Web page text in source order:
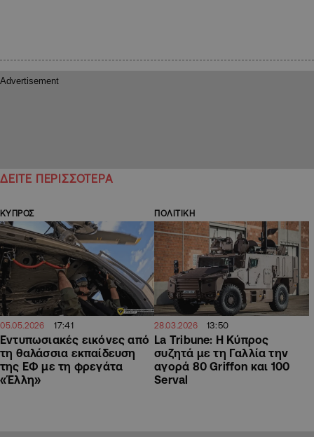
ΔΕΙΤΕ ΠΕΡΙΣΣΟΤΕΡΑ
ΚΥΠΡΟΣ
05.05.2026 17:41
Εντυπωσιακές εικόνες από
τη θαλάσσια εκπαίδευση
της ΕΦ με τη φρεγάτα
«Έλλη»
ΠΟΛΙΤΙΚΗ
28.03.2026 13:50
La Tribune: Η Κύπρος
συζητά με τη Γαλλία την
αγορά 80 Griffon και 100
Serval